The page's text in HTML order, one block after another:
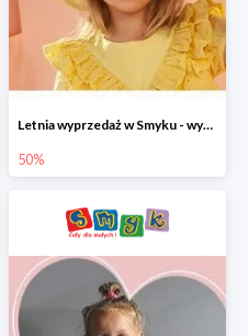
Letnia wyprzedaż w Smyku - wybrane ubrania i buty do -50%
50%